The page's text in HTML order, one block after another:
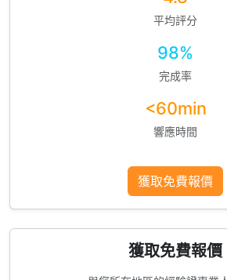
平均評分
98%
完成率
<60min
響應時間
獲取免費報價
獲取免費報價